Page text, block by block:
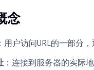
念
：用户访问URL的一部分
：连接到服务器的实际地